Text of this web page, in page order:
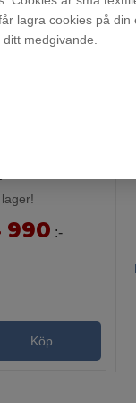
lagra cookies på
medgivande.
:-
Köp